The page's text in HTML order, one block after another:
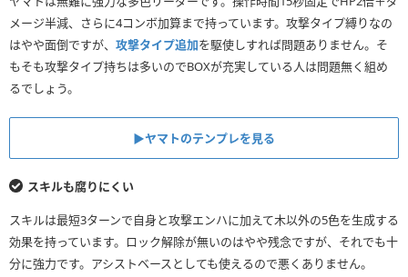
メージ半減、さらに4コンボ加算まで持っています。攻撃タイプ縛りなの
はやや面倒ですが、 攻撃タイプ追加を駆使しすれば問題ありません。そ
もそも攻撃タイプ持ちは多いのでBOXが充実している人は問題無く組め
るでしょう。
▶︎ヤマトのテンプレを見る
スキルも腐りにくい
スキルは最短3ターンで自身と攻撃エンハに加えて木以外の5色を生成する
効果を持っています。ロック解除が無いのはやや残念ですが、それでも十
分に強力です。アシストベースとしても使えるので悪くありません。